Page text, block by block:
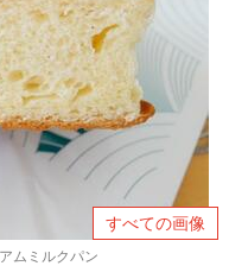
すべての画像
ムミルクパン